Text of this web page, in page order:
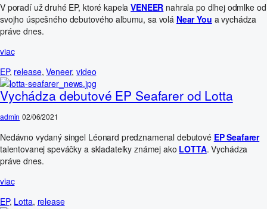
V poradí už druhé EP, ktoré kapelaVENEER nahrala po dlhej odmlke od
svojho úspešného debutového albumu, sa volá Near You a vychádza
práve dnes.
viac
EP, release,Veneer,video
Vychádza debutové EP Seafarer od Lotta
admin 02/06/2021
Nedávno vydaný singel Léonard predznamenal debutové EP Seafarer
talentovanej speváčky a skladateľky známej ako LOTTA. Vychádza
práve dnes.
viac
EP, Lotta, release